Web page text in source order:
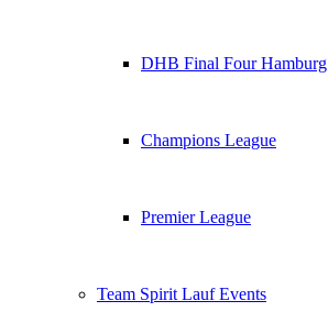
DHB Final Four Hamburg
Champions League
Premier League
Team Spirit Lauf Events